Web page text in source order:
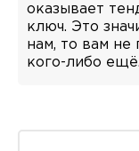
оказывает
ключ. Это
нам, то вам не
кого-либо ещё.